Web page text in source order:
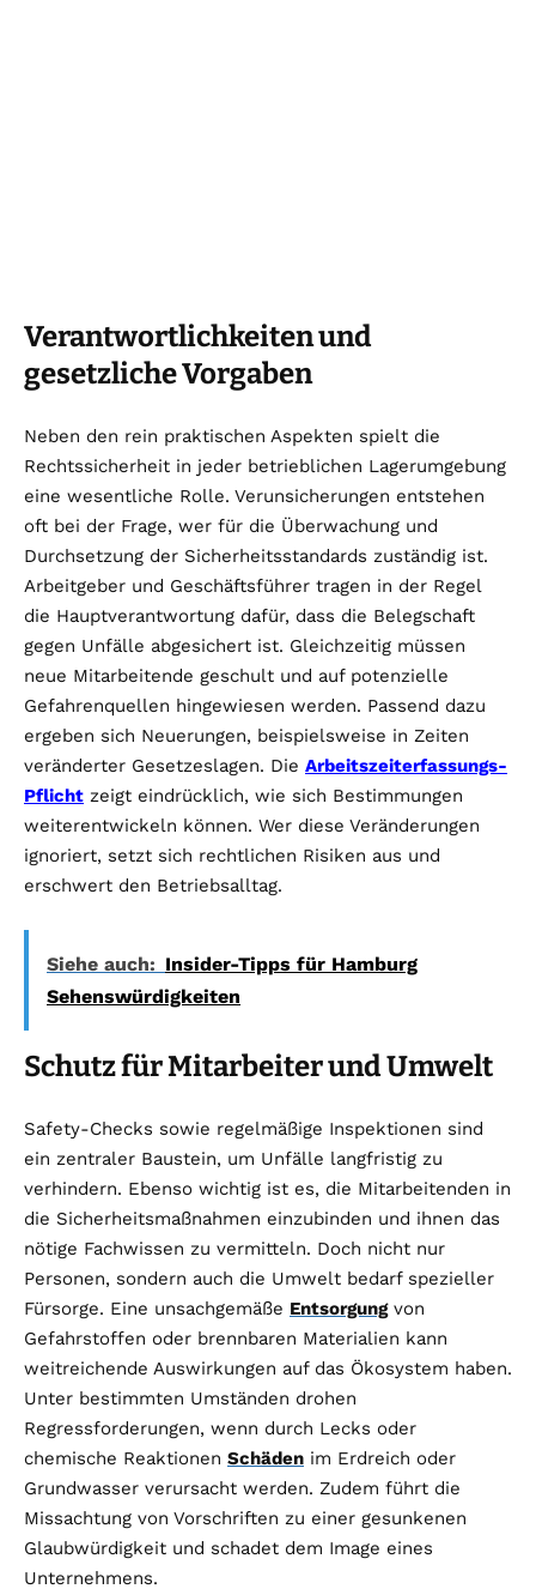
Verantwortlichkeiten und
gesetzliche Vorgaben
Neben den rein praktischen Aspekten spielt die
Rechtssicherheit in jeder betrieblichen Lagerumgebung
eine wesentliche Rolle. Verunsicherungen entstehen
oft bei der Frage, wer für die Überwachung und
Durchsetzung der Sicherheitsstandards zuständig ist.
Arbeitgeber und Geschäftsführer tragen in der Regel
die Hauptverantwortung dafür, dass die Belegschaft
gegen Unfälle abgesichert ist. Gleichzeitig müssen
neue Mitarbeitende geschult und auf potenzielle
Gefahrenquellen hingewiesen werden. Passend dazu
ergeben sich Neuerungen, beispielsweise in Zeiten
veränderter Gesetzeslagen. Die Arbeitszeiterfassungs-
Pflicht zeigt eindrücklich, wie sich Bestimmungen
weiterentwickeln können. Wer diese Veränderungen
ignoriert, setzt sich rechtlichen Risiken aus und
erschwert den Betriebsalltag.
Siehe auch: Insider-Tipps für Hamburg
Sehenswürdigkeiten
Schutz für Mitarbeiter und Umwelt
Safety-Checks sowie regelmäßige Inspektionen sind
ein zentraler Baustein, um Unfälle langfristig zu
verhindern. Ebenso wichtig ist es, die Mitarbeitenden in
die Sicherheitsmaßnahmen einzubinden und ihnen das
nötige Fachwissen zu vermitteln. Doch nicht nur
Personen, sondern auch die Umwelt bedarf spezieller
Fürsorge. Eine unsachgemäße Entsorgungvon
Gefahrstoffen oder brennbaren Materialien kann
weitreichende Auswirkungen auf das Ökosystem haben.
Unter bestimmten Umständen drohen
Regressforderungen, wenn durch Lecks oder
chemische Reaktionen Schäden im Erdreich oder
Grundwasser verursacht werden. Zudem führt die
Missachtung von Vorschriften zu einer gesunkenen
Glaubwürdigkeit und schadet dem Image eines
Unternehmens.